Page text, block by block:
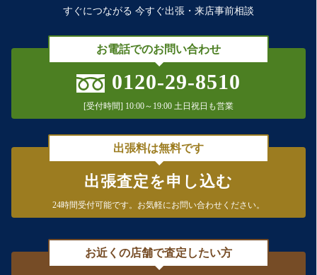
すぐにつながる 今すぐ出張・来店事前相談
お電話でのお問い合わせ
0120-29-8510
[受付時間] 10:00～19:00 土日祝日も営業
出張料は無料です
出張査定を申し込む
24時間受付可能です。 お気軽にお問い合わせください。
お近くの店舗で査定したい方